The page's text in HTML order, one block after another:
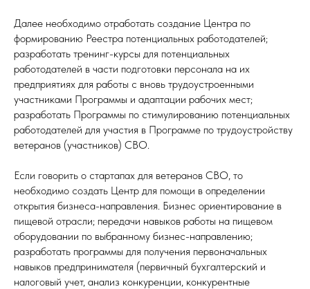
Далее необходимо отработать создание Центра по
формированию Реестра потенциальных работодателей;
разработать тренинг-курсы для потенциальных
работодателей в части подготовки персонала на их
предприятиях для работы с вновь трудоустроенными
участниками Программы и адаптации рабочих мест;
разработать Программы по стимулированию потенциальных
работодателей для участия в Программе по трудоустройству
ветеранов (участников) СВО.
Если говорить о стартапах для ветеранов СВО, то
необходимо создать Центр для помощи в определении
открытия бизнеса-направления. Бизнес ориентирование в
пищевой отрасли; передачи навыков работы на пищевом
оборудовании по выбранному бизнес-направлению;
разработать программы для получения первоначальных
навыков предпринимателя (первичный бухгалтерский и
налоговый учет, анализ конкуренции, конкурентные